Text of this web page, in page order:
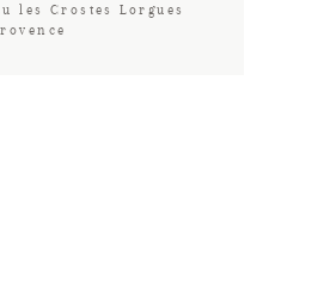
les Crostes Lorgues